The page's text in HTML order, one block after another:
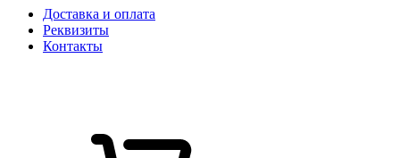
Доставка и оплата
Реквизиты
Контакты